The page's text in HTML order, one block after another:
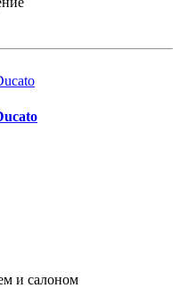
и салоном